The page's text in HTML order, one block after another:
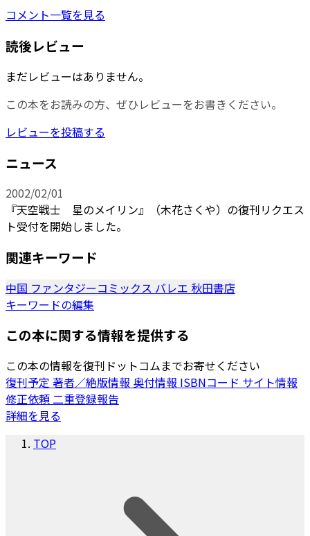
コメント一覧を見る
読後レビュー
まだレビューはありません。
この本をお読みの方、ぜひレビューをお書きください。
レビューを投稿する
ニュース
2002/02/01
『天空戦士 星のメイリン』（木花さくや）の復刊リクエス
ト受付を開始しました。
関連キーワード
中国 ファンタジーコミックス バレエ 秋田書店
キーワードの編集
この本に関する情報を提供する
この本の情報を復刊ドットコムまでお寄せください
復刊予定 著者／絶版情報 奥付情報 ISBNコード サイト情報
修正依頼二重登録報告
詳細を見る
TOP